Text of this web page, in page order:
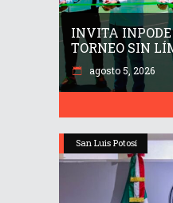
INVITA
TORNEO SIN
agosto 5, 2026
San Luis Potosí